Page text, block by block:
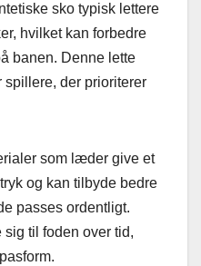
sko typisk lettere
hvilket kan forbedre
banen. Denne lette
der prioriterer
som læder give et
og kan tilbyde bedre
passes ordentligt.
til foden over tid,